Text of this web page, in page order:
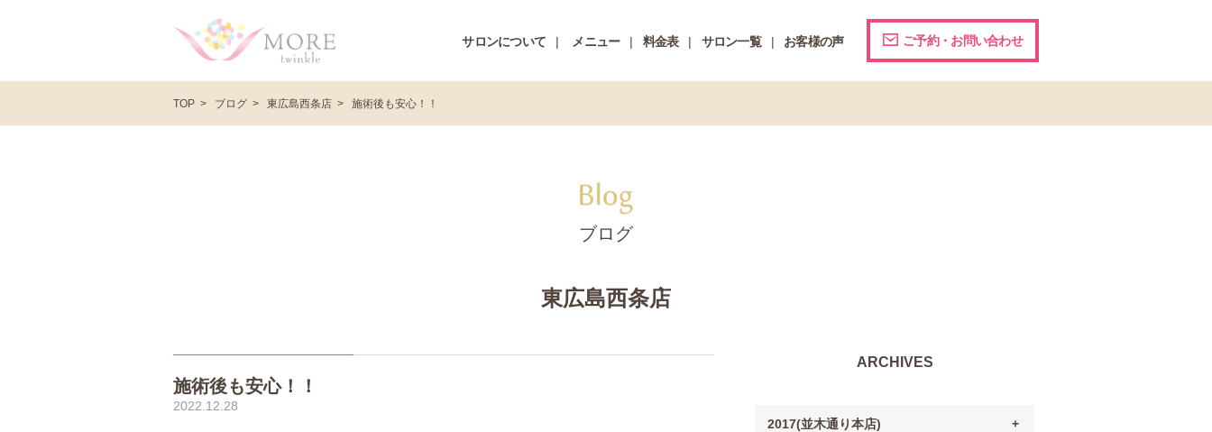
サロンについて メニュー 料金表 サロン一覧 お客様の声 ご予約・お問い合わせ
TOP ブログ 東広島西条店 施術後も安心！！
ブログ
東広島西条店
施術後も安心！！
2022.12.28
ARCHIVES
2017(並木通り本店)